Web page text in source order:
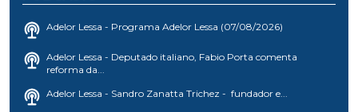
Adelor Lessa - Programa Adelor Lessa (07/08/2026)
Adelor Lessa - Deputado italiano, Fabio Porta comenta
reforma da...
Adelor Lessa - Sandro Zanatta Trichez - fundador e...